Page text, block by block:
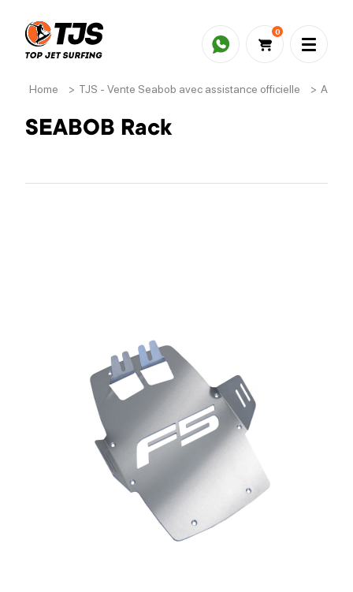
0
Home > TJS - Vente Seabob avec assistance officielle >
SEABOB Rack